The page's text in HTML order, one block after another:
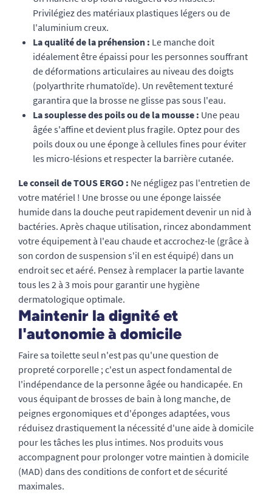
Privilégiez des matériaux plastiques légers ou de
l'aluminium creux.
La qualité de la préhension : Le manche doit
idéalement être épaissi pour les personnes souffrant
de déformations articulaires au niveau des doigts
(polyarthrite rhumatoïde). Un revêtement texturé
garantira que la brosse ne glisse pas sous l'eau.
La souplesse des poils ou de la mousse : Une peau
âgée s'affine et devient plus fragile. Optez pour des
poils doux ou une éponge à cellules fines pour éviter
les micro-lésions et respecter la barrière cutanée.
Le conseil de TOUS ERGO : Ne négligez pas l'entretien de
votre matériel ! Une brosse ou une éponge laissée
humide dans la douche peut rapidement devenir un nid à
bactéries. Après chaque utilisation, rincez abondamment
votre équipement à l'eau chaude et accrochez-le (grâce à
son cordon de suspension s'il en est équipé) dans un
endroit sec et aéré. Pensez à remplacer la partie lavante
tous les 2 à 3 mois pour garantir une hygiène
dermatologique optimale.
Maintenir la dignité et
l'autonomie à domicile
Faire sa toilette seul n'est pas qu'une question de
propreté corporelle ; c'est un aspect fondamental de
l'indépendance de la personne âgée ou handicapée. En
vous équipant de brosses de bain à long manche, de
peignes ergonomiques et d'éponges adaptées, vous
réduisez drastiquement la nécessité d'une aide à domicile
pour les tâches les plus intimes. Nos produits vous
accompagnent pour prolonger votre maintien à domicile
(MAD) dans des conditions de confort et de sécurité
maximales.